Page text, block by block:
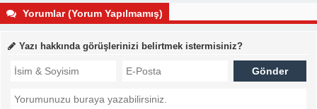
Yorumlar (Yorum Yapılmamış)
Yazı hakkında görüşlerinizi belirtmek istermisiniz?